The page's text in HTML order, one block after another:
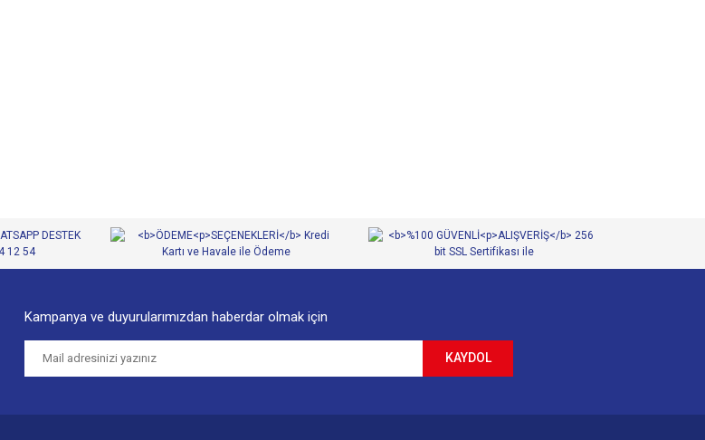
Kampanya ve duyurularımızdan haberdar olmak için
KAYDOL